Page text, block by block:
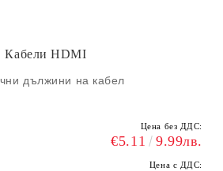
Кабели HDMI
дължини на кабел
Цена без ДДС:
€5.11 9.99лв.
Цена с ДДС: